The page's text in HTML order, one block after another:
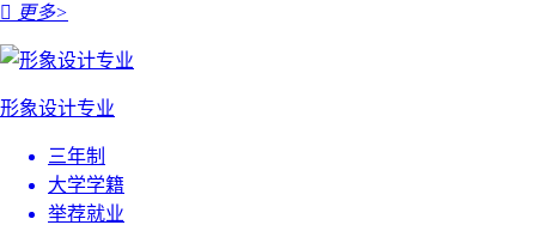
 更多>
形象设计专业
三年制
大学学籍
举荐就业